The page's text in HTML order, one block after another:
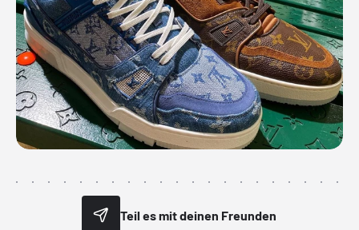
Teil es mit deinen Freunden